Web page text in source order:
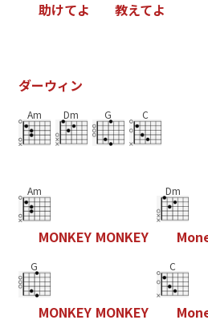
助けてよ 教えてよ
ダーウィ ン
Am Dm G C
Am
MONKEY MONKEY
Dm
Mon
G
MONKEY MONKEY
C
Mon